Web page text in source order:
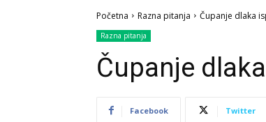
Početna Razna pitanja Čupanje dlaka
Razna pitanja
Čupanje
Facebook Twitter